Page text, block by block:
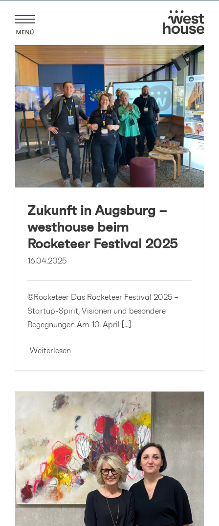
Inhalt
springen
Zukunft in Augsburg –
westhouse beim
Rocketeer Festival 2025
16.04.2025
©Rocketeer Das Rocketeer Festival 2025 –
Startup-Spirit, Visionen und besondere
Begegnungen Am 10. April [...]
Weiterlesen